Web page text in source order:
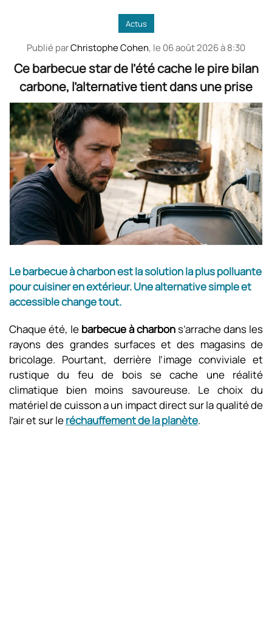
Actus
Publié parChristophe Cohen, le 06 août 2026 à 8:30
Ce barbecue star de l’été cache le pire bilan
carbone, l’alternative tient dans une prise
Le barbecue à charbon est la solution la plus polluante
pour cuisiner en extérieur. Une alternative simple et
accessible change tout.
Chaque été, le barbecue à charbons’arrache dans les
rayons des grandes surfaces et des magasins de
bricolage. Pourtant, derrière l’image conviviale et
rustique du feu de bois se cache une réalité
climatique bien moins savoureuse. Le choix du
matériel de cuisson a un impact direct sur la qualité de
l’air et sur leréchauffement de la planète.